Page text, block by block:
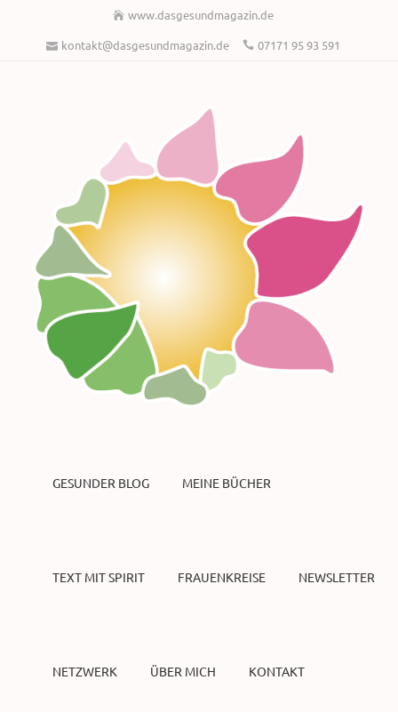
www.dasgesundmagazin.de
kontakt@dasgesundmagazin.de
07171 95 93 591
GESUNDER BLOG MEINE BÜCHER
TEXT MIT SPIRIT FRAUENKREISE NEWSLETTER
NETZWERK ÜBER MICH KONTAKT